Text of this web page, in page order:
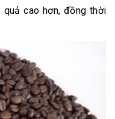
cao hơn, đồng thời